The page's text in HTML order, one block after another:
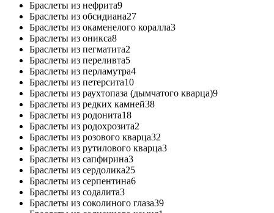
Браслеты из нефрита9
Браслеты из обсидиана27
Браслеты из окаменелого коралла3
Браслеты из оникса8
Браслеты из пегматита2
Браслеты из переливта5
Браслеты из перламутра4
Браслеты из петерсита10
Браслеты из раухтопаза (дымчатого кварца)9
Браслеты из редких камней38
Браслеты из родонита18
Браслеты из родохрозита2
Браслеты из розового кварца32
Браслеты из рутилового кварца3
Браслеты из сапфирина3
Браслеты из сердолика25
Браслеты из серпентина6
Браслеты из содалита3
Браслеты из соколиного глаза39